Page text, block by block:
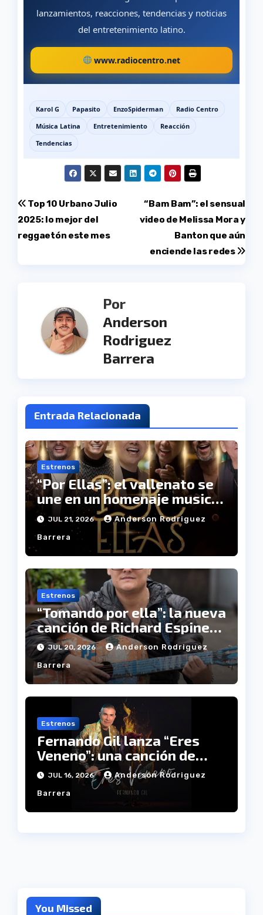
lanzamientos, reacciones, tendencias y noticias
del entretenimiento latino.
www.radiocentro.net
Karol G Papasito EnzoSpiderman
Radio Centro
Música Latina
Entretenimiento
Reacción
Tendencias
Navegación
de
“Bam Bam”: el sensual
video de Melissa Mora y
Banton que aún
enciende las redes
Top 10 Urbano Julio
2025: lo mejor del
reggaetón este mes
Por
Anderson
Rodriguez
Barrera
Entrada Relacionada
Estrenos
“Por Ellas”: el vallenato se
une en un homenaje musical
a las mujeres
JUL 21, 2026 Anderson Rodriguez
Barrera
Estrenos
“Tomando por ella”: la nueva
canción de Richard Espinel
que promete enamorar a los
amantes de la música
popular
JUL 20, 2026 Anderson Rodriguez
Barrera
Estrenos
Fernando Gil lanza “Eres
Veneno”: una canción de
despecho que atrapa con su
ritmo y su letra
JUL 16, 2026 Anderson Rodriguez
Barrera
You Missed